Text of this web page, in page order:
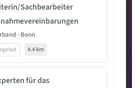
Sachbearbeiter
· Bonn
4.4 km
für das